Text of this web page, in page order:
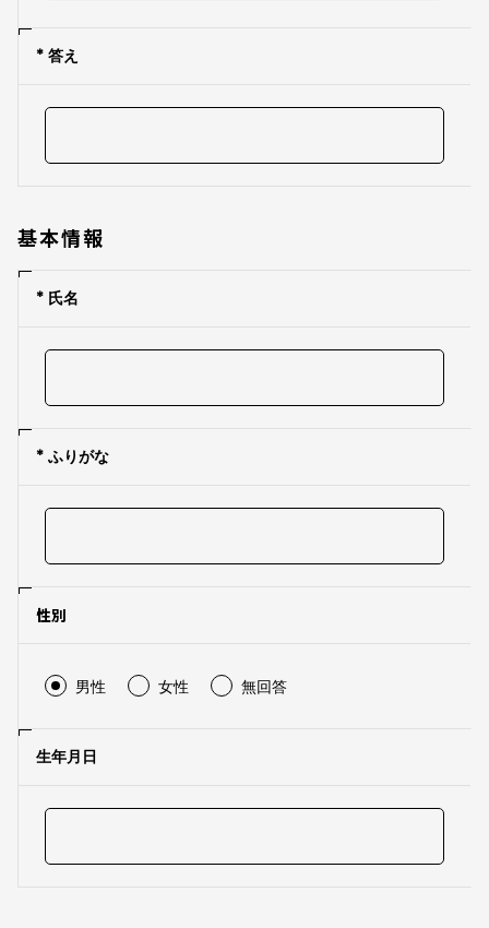
* 答え
基本情報
* 氏名
* ふりがな
性別
男性 女性 無回答
生年月日